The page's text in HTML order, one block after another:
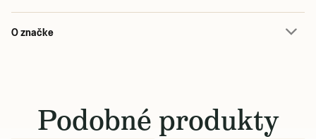
O značke
Podobné produkty